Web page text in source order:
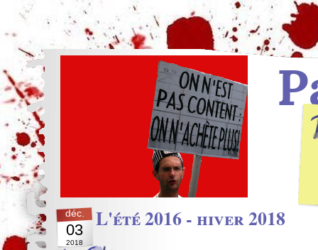
déc.
03
2018
L'été 2016 - hiver 2018